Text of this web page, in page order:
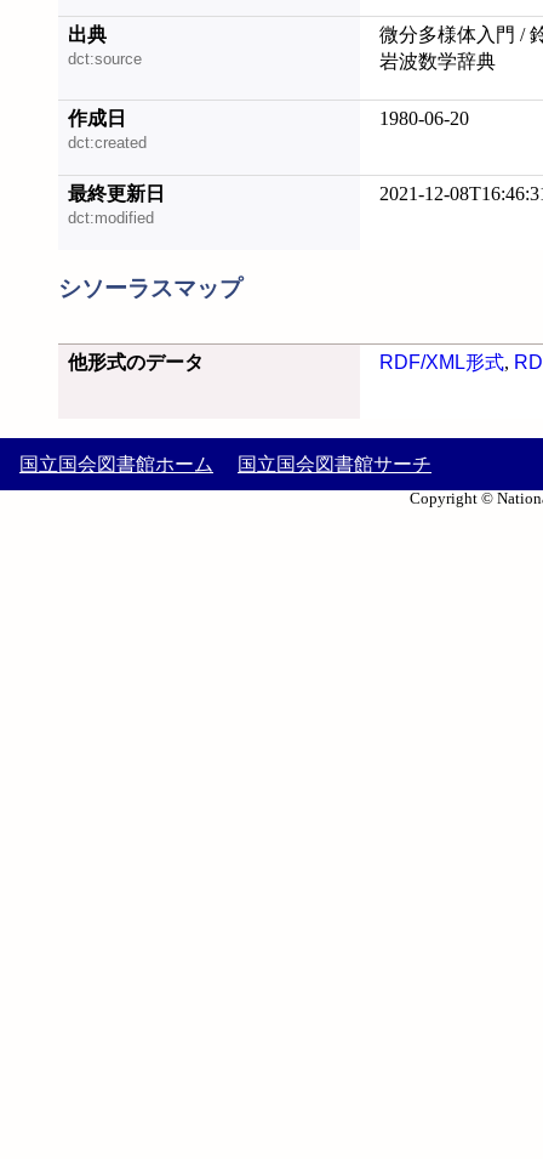
出典
dct:source
微分多様体入門 /
岩波数学辞典
作成日
dct:created
1980-06-20
最終更新日
dct:modified
2021-12-
シソーラスマップ
他形式のデータ RDF/XML形式,
国立国会図書館ホーム 国立国会図書館サーチ
Copyright ©